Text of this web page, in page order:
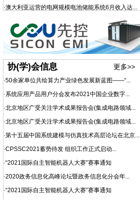
·澳大利亚运营的电网规模电池储能系统6月收入达...
协(学)会信息 更多>>
·50余家单位共绘算力产业绿色发展新蓝图——“...
·系统应用产品用户分会发布2021中国企业数字...
·北京地区广受关注学术成果报告会(集成电路领域...
·北京地区广受关注学术成果报告会(集成电路领域...
·第十五届中国系统建模与仿真技术高层论坛在北京...
·CPSSC2021蓄势待发 组织工作正式启动...
·“2021国际自主智能机器人大赛”赛事通知
·2020政务信息化高峰论坛暨政务信息化分会年...
·“2021国际自主智能机器人大赛”赛事通知